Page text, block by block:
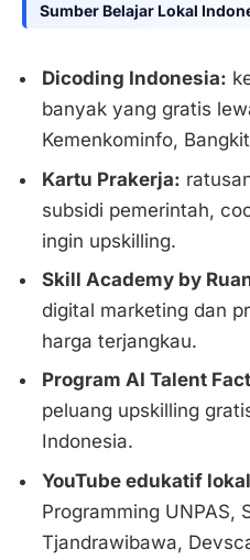
Sumber Belajar Lokal
Dicoding Indonesia:
banyak yang gratis
Kemenkominfo,
Kartu Prakerja:
subsidi pemerintah,
ingin upskilling.
Skill Academy by
digital marketing dan
harga terjangkau.
Program AI Talent
peluang upskilling
Indonesia.
YouTube edukatif
Programming UNPAS,
Tjandrawibawa,